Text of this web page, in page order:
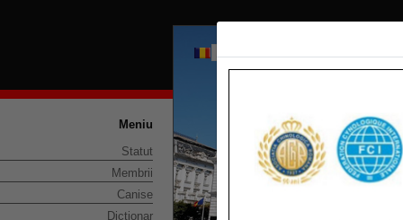
Meniu
Statut
Membrii
Canise
Dicționar